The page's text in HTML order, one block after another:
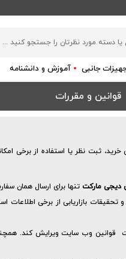
جانبی آموزش و دانشنامه
قوانین و مقررات
ثبت نظر یا استفاده از برخی
دیجی مارکت تنها برای ارسال همان
بازاریابی از برخی اطلاعات
قوانین وب سایت ویرایش کند.